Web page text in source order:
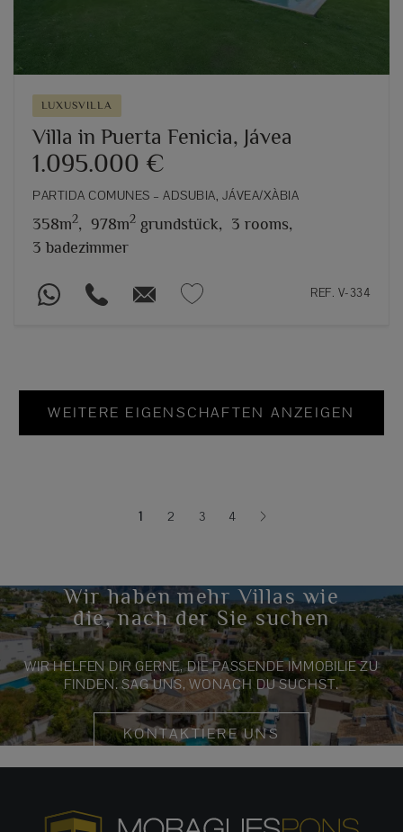
LUXUSVILLA
Villa in Puerta Fenicia, Jávea
1.095.000 €
PARTIDA COMUNES – ADSUBIA, JÁVEA/XÀBIA
358m2, 978m2 grundstück, 3 rooms,
3 badezimmer
REF. V-334
WEITERE EIGENSCHAFTEN ANZEIGEN
1(current)
2 3 4
Wir haben mehr Villas wie
die, nach der Sie suchen
WIR HELFEN DIR GERNE, DIE PASSENDE IMMOBILIE ZU
FINDEN. SAG UNS, WONACH DU SUCHST.
KONTAKTIERE UNS